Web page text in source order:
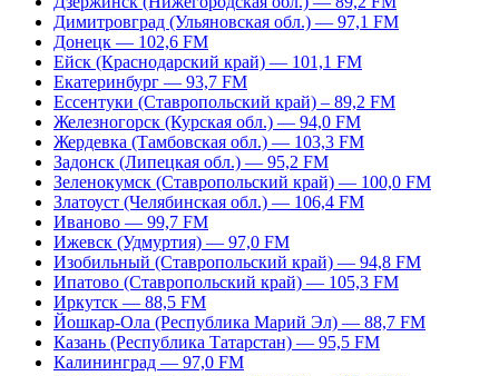
Димитровград (Ульяновская обл.) — 97,1 FM
Донецк — 102,6 FM
Ейск (Краснодарский край) — 101,1 FM
Екатеринбург — 93,7 FM
Ессентуки (Ставропольский край) – 89,2 FM
Железногорск (Курская обл.) — 94,0 FM
Жердевка (Тамбовская обл.) — 103,3 FM
Задонск (Липецкая обл.) — 95,2 FM
Зеленокумск (Ставропольский край) — 100,0 FM
Златоуст (Челябинская обл.) — 106,4 FM
Иваново — 99,7 FM
Ижевск (Удмуртия) — 97,0 FM
Изобильный (Ставропольский край) — 94,8 FM
Ипатово (Ставропольский край) — 105,3 FM
Иркутск — 88,5 FM
Йошкар-Ола (Республика Марий Эл) — 88,7 FM
Казань (Республика Татарстан) — 95,5 FM
Калининград — 97,0 FM